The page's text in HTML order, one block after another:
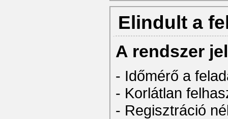
Elindult a
A rendszer
- Időmérő a
- Korlátlan
- Regisztráció